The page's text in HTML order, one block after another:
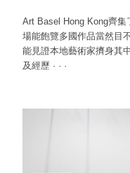
Art Basel Hong Kong齊集
場能飽覽多國作品當然目
能見證本地藝術家擠身其
及經歷 · · ·